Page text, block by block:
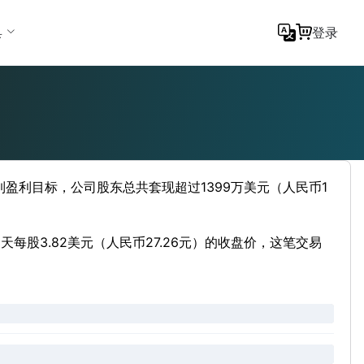
登录
利目标，公司股东总共套现超过1399万美元（人民币1
每股3.82美元（人民币27.26元）的收盘价，这笔交易